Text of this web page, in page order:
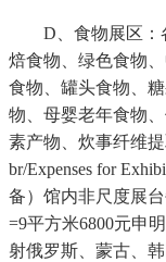
D、食物展区：
焙食物、绿色食物
食物、罐头食物、
物、母婴老年食物
素产物、炊事纤维
br/Expenses for
备）馆内非尺度展
=9平方米6800元申
射俄罗斯、蒙古、